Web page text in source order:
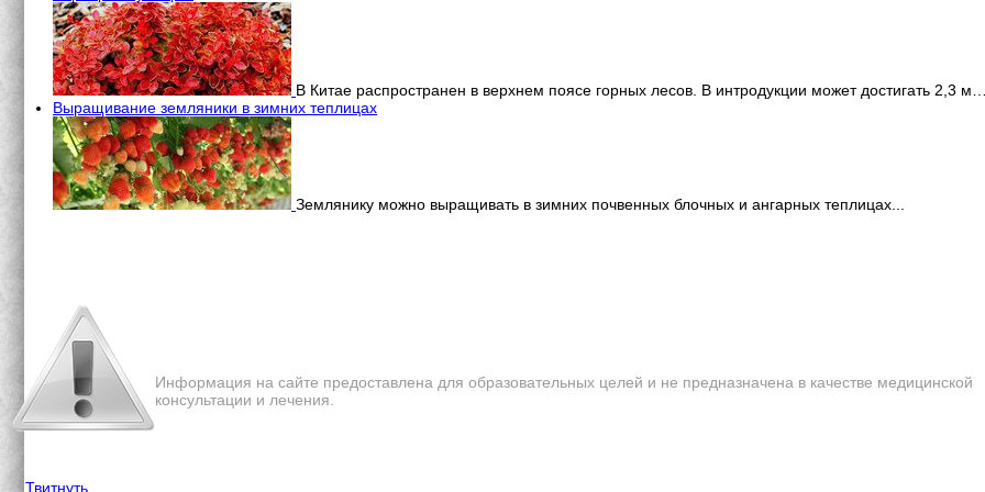
В Китае распространен в верхнем поясе горных лесов. В интродукции может достигать 2,3
Выращивание земляники в зимних теплицах
Землянику можно выращивать в зимних почвенных блочных и ангарных теплицах...
Информация на сайте предоставлена для образовательных целей и не предназначена в качестве медицинской
консультации и лечения.
Твитнуть